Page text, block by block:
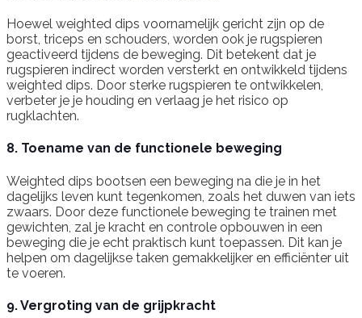
Hoewel weighted dips voornamelijk gericht zijn op de
borst, triceps en schouders, worden ook je rugspieren
geactiveerd tijdens de beweging. Dit betekent dat je
rugspieren indirect worden versterkt en ontwikkeld tijdens
weighted dips. Door sterke rugspieren te ontwikkelen,
verbeter je je houding en verlaag je het risico op
rugklachten.
8. Toename van de functionele beweging
Weighted dips bootsen een beweging na die je in het
dagelijks leven kunt tegenkomen, zoals het duwen van iets
zwaars. Door deze functionele beweging te trainen met
gewichten, zal je kracht en controle opbouwen in een
beweging die je echt praktisch kunt toepassen. Dit kan je
helpen om dagelijkse taken gemakkelijker en efficiënter uit
te voeren.
9. Vergroting van de grijpkracht